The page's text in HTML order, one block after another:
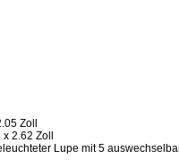
Zoll
x 2.62 Zoll
Lupe mit 5